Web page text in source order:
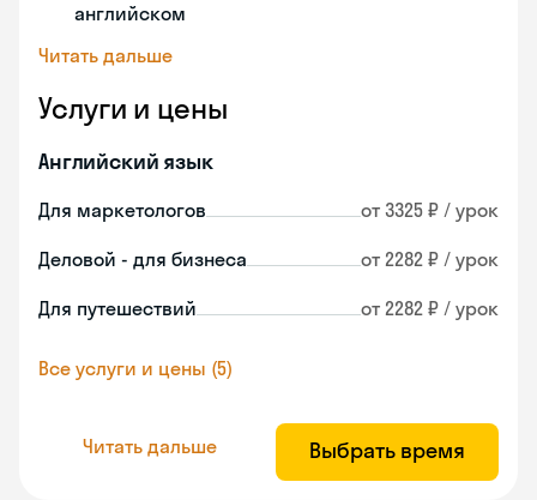
английском
Читать дальше
Услуги и цены
Английский язык
Для маркетологов от 3325 ₽ / урок
Деловой - для бизнеса от 2282 ₽ / урок
Для путешествий от 2282 ₽ / урок
Все услуги и цены (5)
Читать дальше Выбрать время